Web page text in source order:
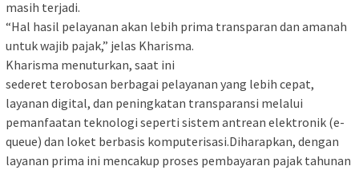
masih terjadi.
“Hal hasil pelayanan akan lebih prima transparan dan amanah
untuk wajib pajak,” jelas Kharisma.
Kharisma menuturkan, saat ini
sederet terobosan berbagai pelayanan yang lebih cepat,
layanan digital, dan peningkatan transparansi melalui
pemanfaatan teknologi seperti sistem antrean elektronik (e-
queue) dan loket berbasis komputerisasi.Diharapkan, dengan
layanan prima ini mencakup proses pembayaran pajak tahunan